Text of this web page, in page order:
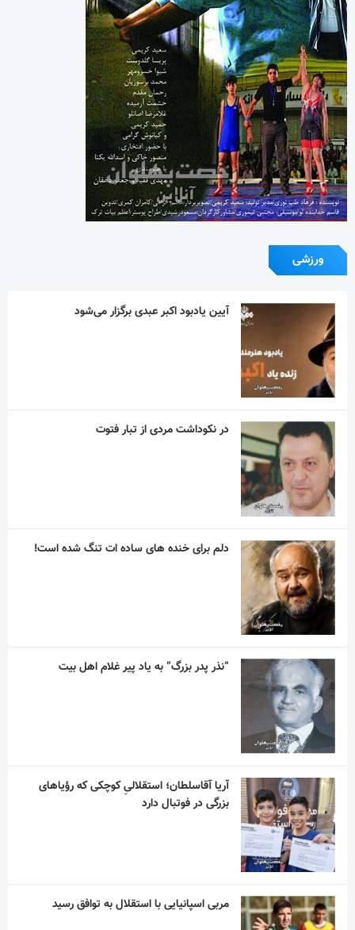
ورزشی
آیین یادبود اکبر عبدی برگزار می‌شود
در نکوداشت مردی از تبار فتوت
دلم برای خنده های ساده ات تنگ شده است!
“نذر پدر بزرگ” به یاد پیر غلام اهل بیت
آریا آقاسلطان؛ استقلالیِ کوچکی که رؤیاهای
بزرگی در فوتبال دارد
مربی اسپانیایی با استقلال به توافق رسید